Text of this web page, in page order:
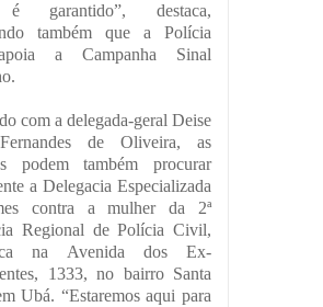
garantido”, destaca,
também que a Polícia
a Campanha Sinal
com a delegada-geral Deise
de Oliveira, as
podem também procurar
a Delegacia Especializada
contra a mulher da 2ª
Regional de Polícia Civil,
na Avenida dos Ex-
1333, no bairro Santa
Ubá. “Estaremos aqui para